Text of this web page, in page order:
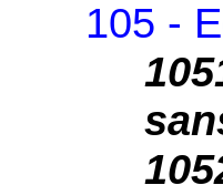
105 -